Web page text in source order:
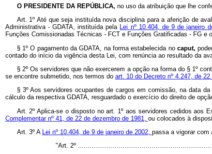
O PRESIDENTE DA REPÚBLICA, no uso da atribuição que lhe
Art. 1º Até que seja instituída nova disciplina para a aferição de
Administrativa - GDATA, instituída pela Lei nº 10.404, de 9 de janeiro
Funções Comissionadas Técnicas - FCT e Funções Gratificadas - FG
§ 1º O pagamento da GDATA, na forma estabelecida no caput,
contado do início da vigência desta Lei, com renúncia ao resultado da
§ 2º Os servidores que não exercerem a opção na forma do § 1º
se encontre submetido, nos termos do art. 10 do Decreto nº 4.247, de 22
§ 3º Aos servidores ocupantes de cargos em comissão, na data
cálculo da respectiva GDATA, resguardado o exercício do direito de
Art. 2º Aplica-se o disposto no art. 1º aos servidores cedidos aos
Complementar nº 41, de 22 de dezembro de 1981, ou colocados à
Art. 3º A
Lei nº 10.404, de 9 de janeiro de 2002, passa a vigorar com
"Art. 2º